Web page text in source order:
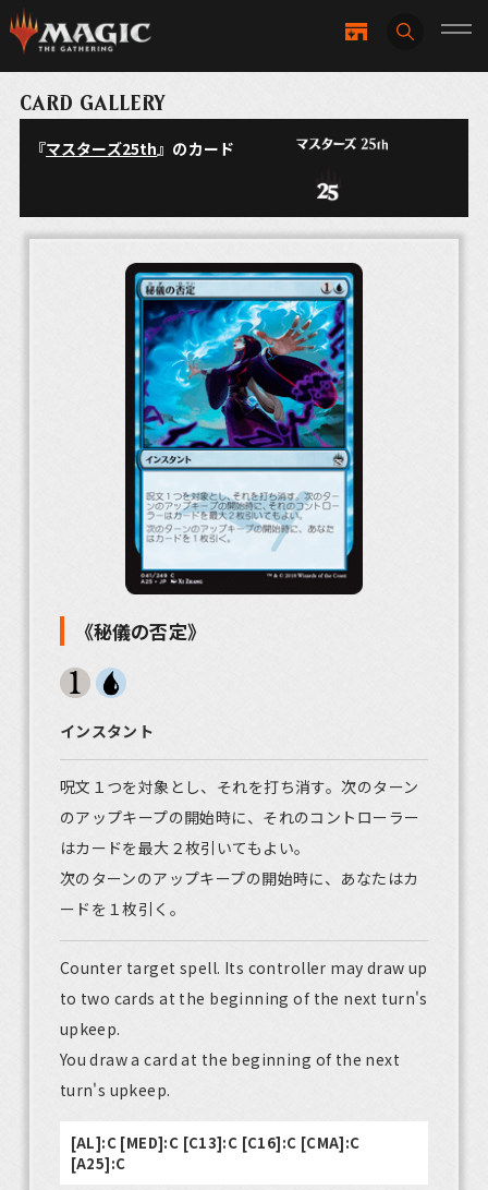
CARD GALLERY
『マスターズ25th』のカード
《秘儀の否定》
インスタント
呪文１つを対象とし、それを打ち消す。次のターン
のアップキープの開始時に、それのコントローラー
はカードを最大２枚引いてもよい。
次のターンのアップキープの開始時に、あなたはカ
ードを１枚引く。
Counter target spell. Its controller may draw up
to two cards at the beginning of the next turn's
upkeep.
You draw a card at the beginning of the next
turn's upkeep.
[AL]:C [MED]:C [C13]:C [C16]:C [CMA]:C
[A25]:C